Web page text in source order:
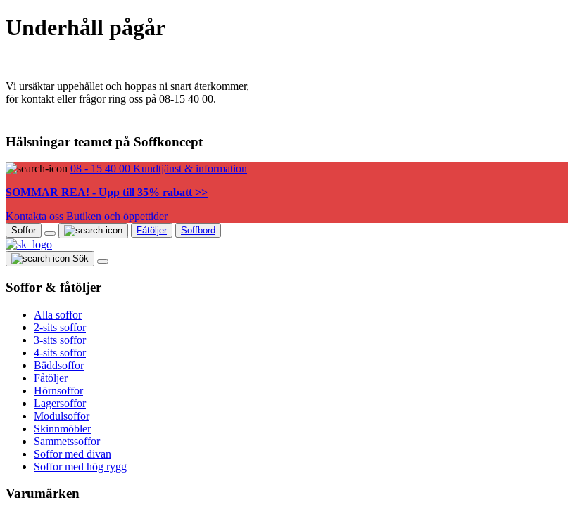
Underhåll pågår
Vi ursäktar uppehållet och hoppas ni snart återkommer,
för kontakt eller frågor ring oss på 08-15 40 00.
Hälsningar teamet på Soffkoncept
08 - 15 40 00 Kundtjänst & information
SOMMAR REA! - Upp till 35% rabatt >>
Kontakta oss Butiken och öppettider
Soffor Fåtöljer Soffbord
Sök
Soffor & fåtöljer
Alla soffor
2-sits soffor
3-sits soffor
4-sits soffor
Bäddsoffor
Fåtöljer
Hörnsoffor
Lagersoffor
Modulsoffor
Skinnmöbler
Sammetssoffor
Soffor med divan
Soffor med hög rygg
Varumärken